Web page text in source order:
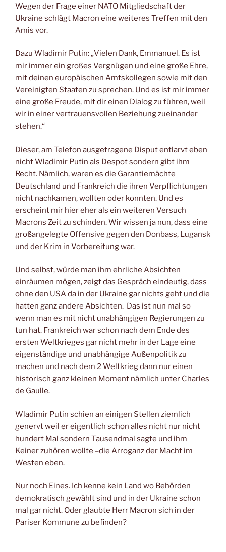
Wegen der Frage einer NATO Mitgliedschaft der
Ukraine schlägt Macron eine weiteres Treffen mit den
Amis vor.
Dazu Wladimir Putin: „Vielen Dank, Emmanuel. Es ist
mir immer ein großes Vergnügen und eine große Ehre,
mit deinen europäischen Amtskollegen sowie mit den
Vereinigten Staaten zu sprechen. Und es ist mir immer
eine große Freude, mit dir einen Dialog zu führen, weil
wir in einer vertrauensvollen Beziehung zueinander
stehen.“
Dieser, am Telefon ausgetragene Disput entlarvt eben
nicht Wladimir Putin als Despot sondern gibt ihm
Recht. Nämlich, waren es die Garantiemächte
Deutschland und Frankreich die ihren Verpflichtungen
nicht nachkamen, wollten oder konnten. Und es
erscheint mir hier eher als ein weiteren Versuch
Macrons Zeit zu schinden. Wir wissen ja nun, dass eine
großangelegte Offensive gegen den Donbass, Lugansk
und der Krim in Vorbereitung war.
Und selbst, würde man ihm ehrliche Absichten
einräumen mögen, zeigt das Gespräch eindeutig, dass
ohne den USA da in der Ukraine gar nichts geht und die
hatten ganz andere Absichten. Das ist nun mal so
wenn man es mit nicht unabhängigen Regierungen zu
tun hat. Frankreich war schon nach dem Ende des
ersten Weltkrieges gar nicht mehr in der Lage eine
eigenständige und unabhängige Außenpolitik zu
machen und nach dem 2 Weltkrieg dann nur einen
historisch ganz kleinen Moment nämlich unter Charles
de Gaulle.
Wladimir Putin schien an einigen Stellen ziemlich
genervt weil er eigentlich schon alles nicht nur nicht
hundert Mal sondern Tausendmal sagte und ihm
Keiner zuhören wollte –die Arroganz der Macht im
Westen eben.
Nur noch Eines. Ich kenne kein Land wo Behörden
demokratisch gewählt sind und in der Ukraine schon
mal gar nicht. Oder glaubte Herr Macron sich in der
Pariser Kommune zu befinden?